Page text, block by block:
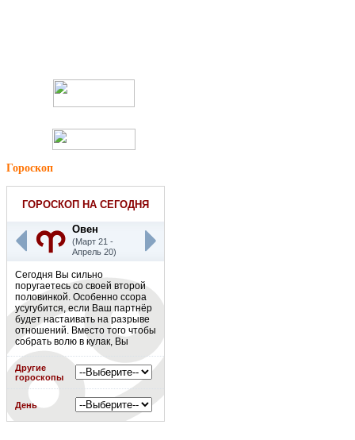
Гороскоп
ГОРОСКОП НА СЕГОДНЯ
Овен
(Март 21 -
Апрель 20)
Сегодня Вы сильно
поругаетесь со своей второй
половинкой. Особенно ссора
усугубится, если Ваш партнёр
будет настаивать на разрыве
отношений. Вместо того чтобы
собрать волю в кулак, Вы
ничего не предпримете. Есть
риск, что сегодня Ваш партнёр
уйдёт и Вы не станете его
останавливать. Подробнее
Другие
гороскопы
День